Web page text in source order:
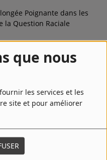
que nous
les services et les
site et pour améliorer
Poignante dans les
la Question Raciale
Cycliste - 40
le Nouveau RAVeL
prometteuse.